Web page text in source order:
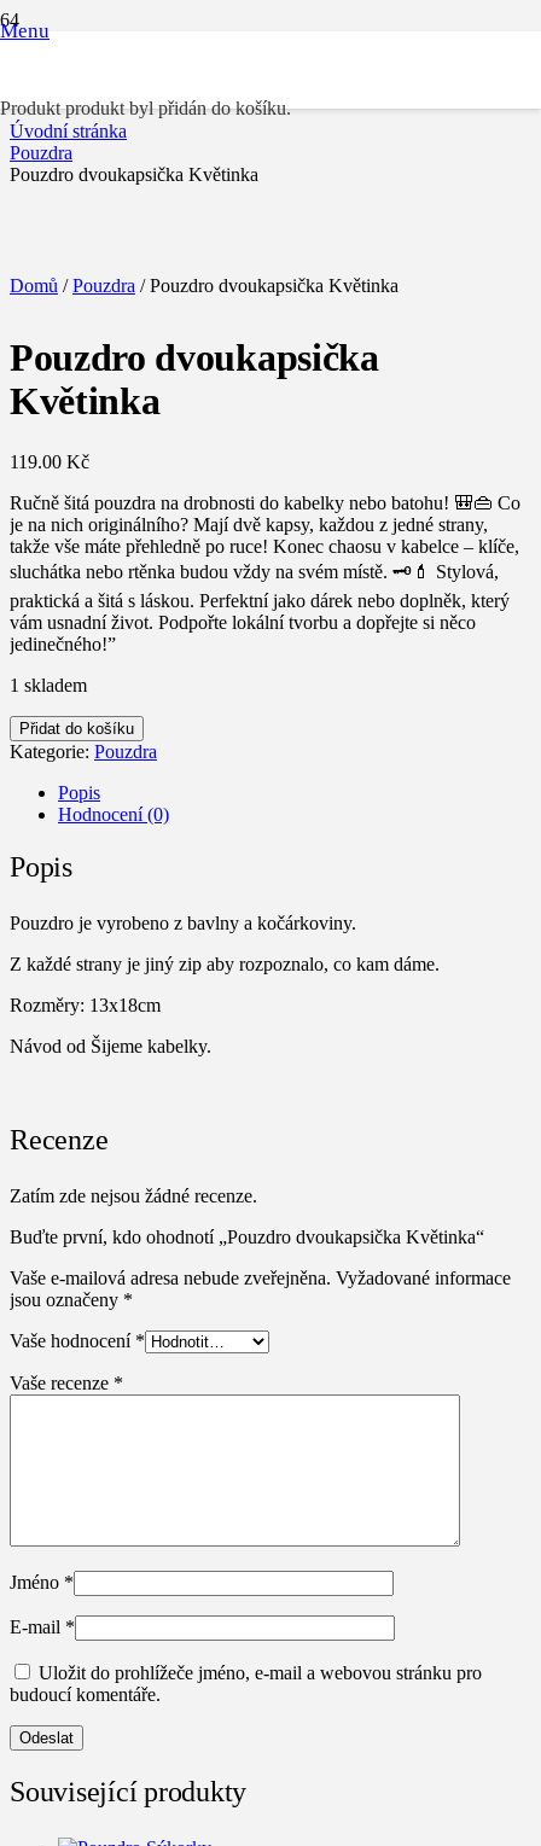
Menu
Produktprodukt byl přidán do košíku.
Úvodní stránka
Pouzdra
Pouzdro dvoukapsička Květinka
Domů /Pouzdra / Pouzdro dvoukapsička Květinka
Pouzdro dvoukapsička
Květinka
119.00 Kč
Ručně šitá pouzdra na drobnosti do kabelky nebo batohu! 🎒👜 Co
je na nich originálního? Mají dvě kapsy, každou z jedné strany,
takže vše máte přehledně po ruce! Konec chaosu v kabelce – klíče,
sluchátka nebo rtěnka budou vždy na svém místě. 🗝💄 Stylová,
praktická a šitá s láskou. Perfektní jako dárek nebo doplněk, který
vám usnadní život. Podpořte lokální tvorbu a dopřejte si něco
jedinečného!”
1 skladem
Pouzdro
dvoukapsička
Květinka
množství
Přidat do košíku
Kategorie: Pouzdra
Popis
Hodnocení (0)
Popis
Pouzdro je vyrobeno z bavlny a kočárkoviny.
Z každé strany je jiný zip aby rozpoznalo, co kam dáme.
Rozměry: 13x18cm
Návod od Šijeme kabelky.
Recenze
Zatím zde nejsou žádné recenze.
Buďte první, kdo ohodnotí „Pouzdro dvoukapsička Květinka“
Vaše e-mailová adresa nebude zveřejněna. Vyžadované informace
jsou označeny *
Vaše hodnocení *
Vaše recenze *
Jméno *
E-mail *
Uložit do prohlížeče jméno, e-mail a webovou stránku pro
budoucí komentáře.
Související produkty